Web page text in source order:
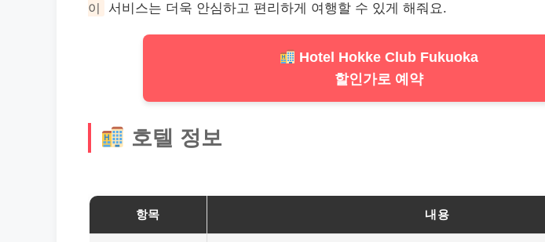
이
서비스는 더욱 안심하고 편리하게 여행할 수 있게 해줘요.
Hotel Hokke Club Fukuoka
할인가로 예약
호텔 정보
항목 내용